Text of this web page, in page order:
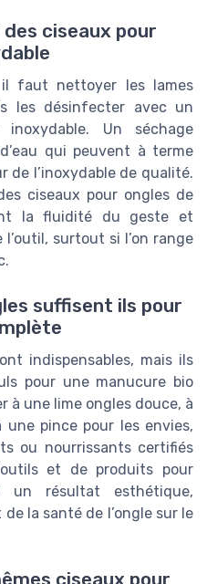
ciseaux pour
faut nettoyer les lames
les désinfecter avec un
Un séchage
qui peuvent à terme
de l’inoxydable de qualité.
ciseaux pour ongles de
la fluidité du geste et
surtout si l’on range
suffisent ils pour
indispensables, mais ils
pour une manucure bio
à une lime ongles douce, à
pince pour les envies,
ou nourrissants certifiés
et de produits pour
un résultat esthétique,
la santé de l’ongle sur le
ciseaux pour